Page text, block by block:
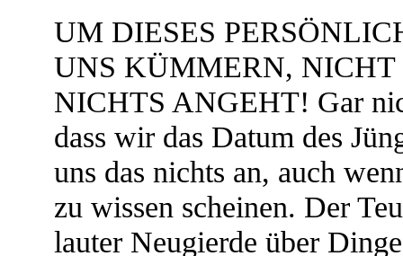
UM DIESES
UNS KÜMMERN, NICHT
NICHTS ANGEHT! Gar
dass wir das Datum des
uns das nichts an, auch
zu wissen scheinen. Der
lauter Neugierde über